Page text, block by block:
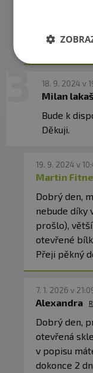
Tereza
Dobrý den,
zítra. :) Přeji
18. 9. 2024 v
Milan lakaš
Bude k
Děkuji.
19. 9. 2024 v
Martin
Dobrý den,
nebude díky
prošlo),
otevřené
Přeji pěkný
7. 1. 2026 v
Alexandra
Dobrý den,
otevřená
v popisu
dokonce 2